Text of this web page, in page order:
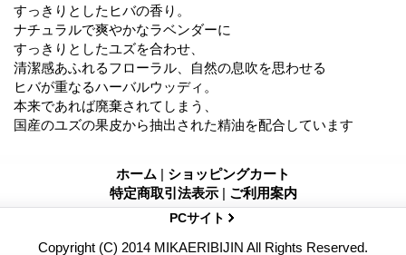
すっきりとしたヒバの香り。
ナチュラルで爽やかなラベンダーに
すっきりとしたユズを合わせ、
清潔感あふれるフローラル、自然の息吹を思わせる
ヒバが重なるハーバルウッディ。
本来であれば廃棄されてしまう、
国産のユズの果皮から抽出された精油を配合しています
ホーム | ショッピングカート
特定商取引法表示 | ご利用案内
PCサイト
Copyright (C) 2014 MIKAERIBIJIN All Rights Reserved.